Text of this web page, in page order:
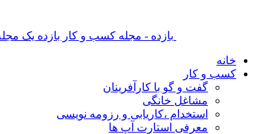
بازده - مجله کسب و کار بازده یک
خانه
کسب و کار
گفت و گو با کارآفرینان
مشاغل خانگی
استخدام ،کاریابی و رزومه نویسی
معرفی استارت آپ ها